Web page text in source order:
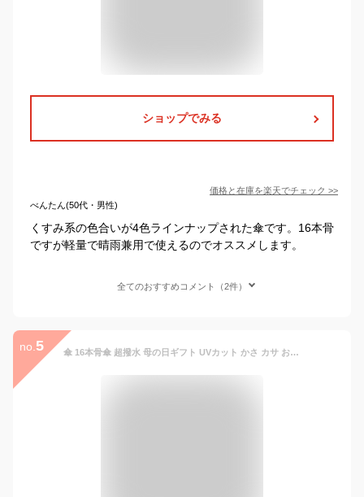
ショップでみる
価格と在庫を楽天でチェック >>
べんたん(50代・男性)
くすみ系の色合いが4色ラインナップされた傘です。16本骨
ですが軽量で晴雨兼用で使えるのでオススメします。
全てのおすすめコメント（2件）
no. 5 傘 16本骨傘 超撥水 母の日ギフト UVカット かさ カサ おしゃれ 女性 婦人 レディース 長傘 梅雨 雨傘 アンブレラ 日傘 雨の日